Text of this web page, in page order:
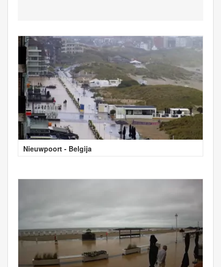
Nieuwpoort - Belgija